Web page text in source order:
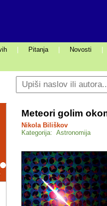
Pitanja Novosti
Meteori golim
Nikola Biliškov
Kategorija: Astronomija